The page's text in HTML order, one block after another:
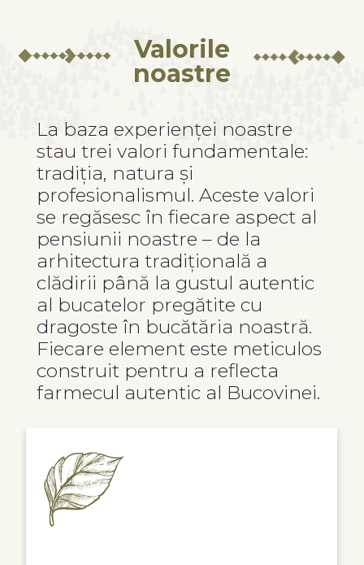
Valorile
noastre
La baza experienței noastre
stau trei valori fundamentale:
tradiția, natura și
profesionalismul. Aceste valori
se regăsesc în fiecare aspect al
pensiunii noastre – de la
arhitectura tradițională a
clădirii până la gustul autentic
al bucatelor pregătite cu
dragoste în bucătăria noastră.
Fiecare element este meticulos
construit pentru a reflecta
farmecul autentic al Bucovinei.